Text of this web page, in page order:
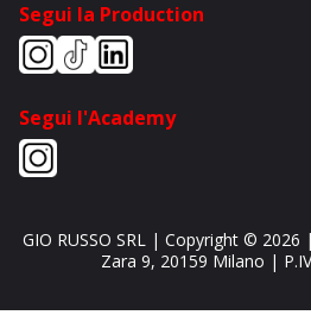
Segui la Production
Segui l'Academy
GIO RUSSO SRL| Copyright © 2026
Zara 9, 20159 Milano |